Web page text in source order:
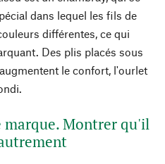
dans lequel les fils de
différentes, ce qui
Des plis placés sous
le confort, l'ourlet
marque. Montrer qu'il